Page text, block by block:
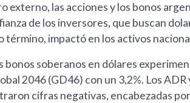
externo, las acciones y los bonos
de los inversores, que buscan
término, impactó en los activos
bonos soberanos en dólares
2046 (GD46) con un 3,2%. Los
cifras negativas, encabezadas